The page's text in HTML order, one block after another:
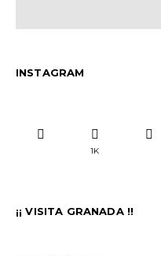
INSTAGRAM
1K
¡¡ VISITA GRANADA !!